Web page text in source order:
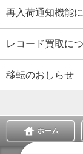
再入荷通知機能
レコード買取に
移転のおしらせ
ホーム